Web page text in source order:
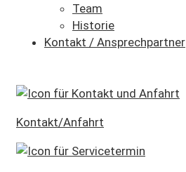
Team
Historie
Kontakt / Ansprechpartner
Kontakt/Anfahrt